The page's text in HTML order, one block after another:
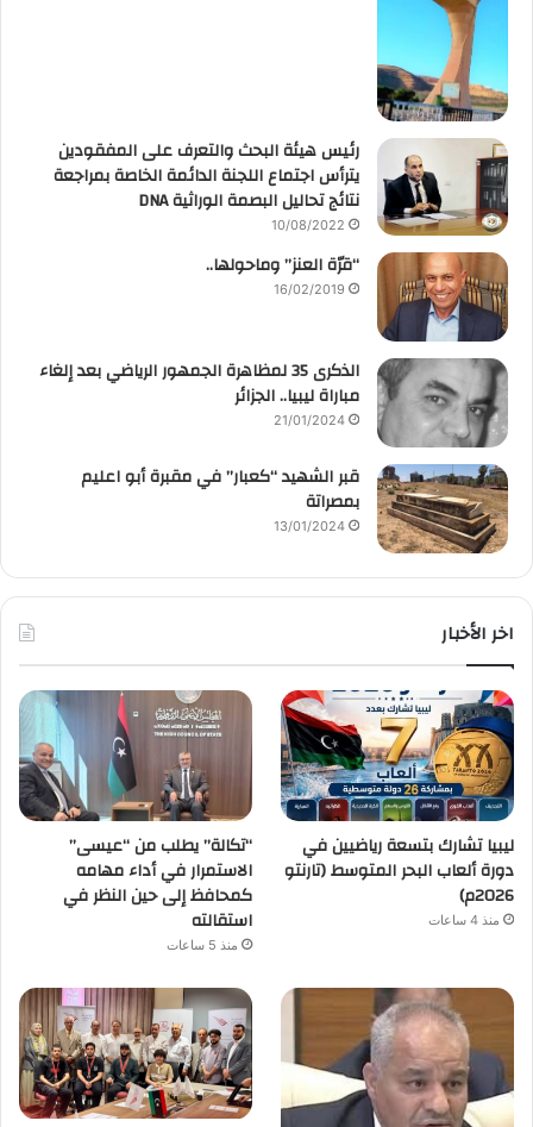
رئيس هيئة البحث والتعرف على المفقودين
يترأس اجتماع اللجنة الدائمة الخاصة بمراجعة
نتائج تحاليل البصمة الوراثية DNA
10/08/2022
“قرّة العنز” وماحولها..
16/02/2019
الذكرى 35 لمظاهرة الجمهور الرياضي بعد إلغاء
مباراة ليبيا.. الجزائر
21/01/2024
قبر الشهيد “كعبار” في مقبرة أبو اعليم
بمصراتة
13/01/2024
اخر الأخبار
ليبيا تشارك بتسعة رياضيين في
دورة ألعاب البحر المتوسط (تارنتو
2026م)
منذ 4 ساعات
“تكالة” يطلب من “عيسى”
الاستمرار في أداء مهامه
كمحافظ إلى حين النظر في
استقالته
منذ 5 ساعات